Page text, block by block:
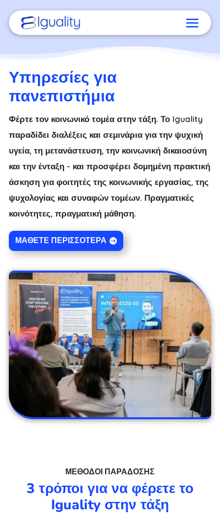
Υπηρεσίες για
πανεπιστήμια
Φέρτε τον κοινωνικό τομέα στην τάξη. Το Iguality
παραδίδει διαλέξεις και σεμινάρια για την ψυχική
υγεία, τη μετανάστευση, την κοινωνική δικαιοσύνη
και την ένταξη - και προσφέρει δομημένη πρακτική
άσκηση για φοιτητές της κοινωνικής εργασίας, της
ψυχολογίας και συναφών τομέων. Πραγματικές
κοινότητες, πραγματική μάθηση.
ΜΆΘΕΤΕ ΠΕΡΙΣΣΌΤΕΡΑ
ΜΈΘΟΔΟΙ ΠΑΡΆΔΟΣΗΣ
3 τρόποι για να φέρετε το
Iguality στην τάξη